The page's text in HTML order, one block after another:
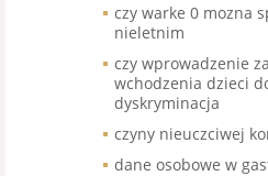
czy warke 0 mozna
nieletnim
czy wprowadzenie
wchodzenia dzieci
dyskryminacja
czyny nieuczciwej
dane osobowe w